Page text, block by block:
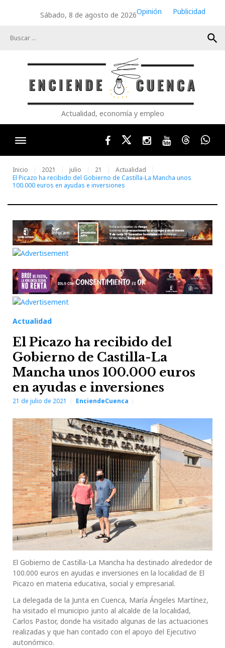
Sábado, 8 de agosto de 2026Opinión
Publicidad
search
Actualidad, economía y empleo
FacebookTwitterInstagram
YoutubeThreads
Inicio 2021 julio 21
Actualidad
El Picazo ha recibido del Gobierno de Castilla-La Mancha unos
100.000 euros en ayudas e inversiones
Actualidad
El Picazo ha recibido del
Gobierno de Castilla-La
Mancha unos 100.000 euros
en ayudas e inversiones
21 de julio de 2021 EnciendeCuenca
El Gobierno de Castilla-La Mancha ha destinado alrededor de
100.000 euros en ayudas e inversiones en la localidad de El
Picazo en materia educativa, social y empresarial.
La delegada de la Junta en Cuenca, María Ángeles Martínez,
ha visitado el municipio junto al alcalde de la localidad,
Carlos Pastor, donde ha visitado algunas de las actuaciones
realizadas y que han contado con el apoyo del Ejecutivo
autonómico.